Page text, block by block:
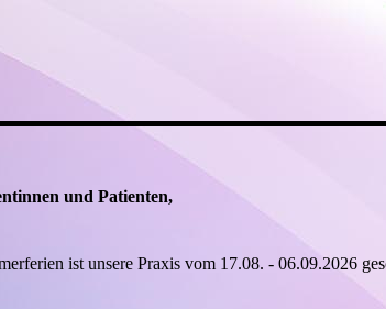
und Patienten,
ist unsere Praxis vom 17.08. - 06.09.2026